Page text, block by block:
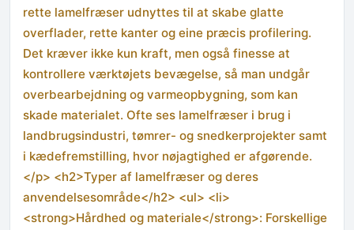
rette lamelfræser udnyttes til at skabe glatte
overflader, rette kanter og eine præcis profilering.
Det kræver ikke kun kraft, men også finesse at
kontrollere værktøjets bevægelse, så man undgår
overbearbejdning og varmeopbygning, som kan
skade materialet. Ofte ses lamelfræser i brug i
landbrugsindustri, tømrer- og snedkerprojekter samt
i kædefremstilling, hvor nøjagtighed er afgørende.
</p> <h2>Typer af lamelfræser og deres
anvendelsesområde</h2> <ul> <li>
<strong>Hårdhed og materiale</strong>: Forskellige